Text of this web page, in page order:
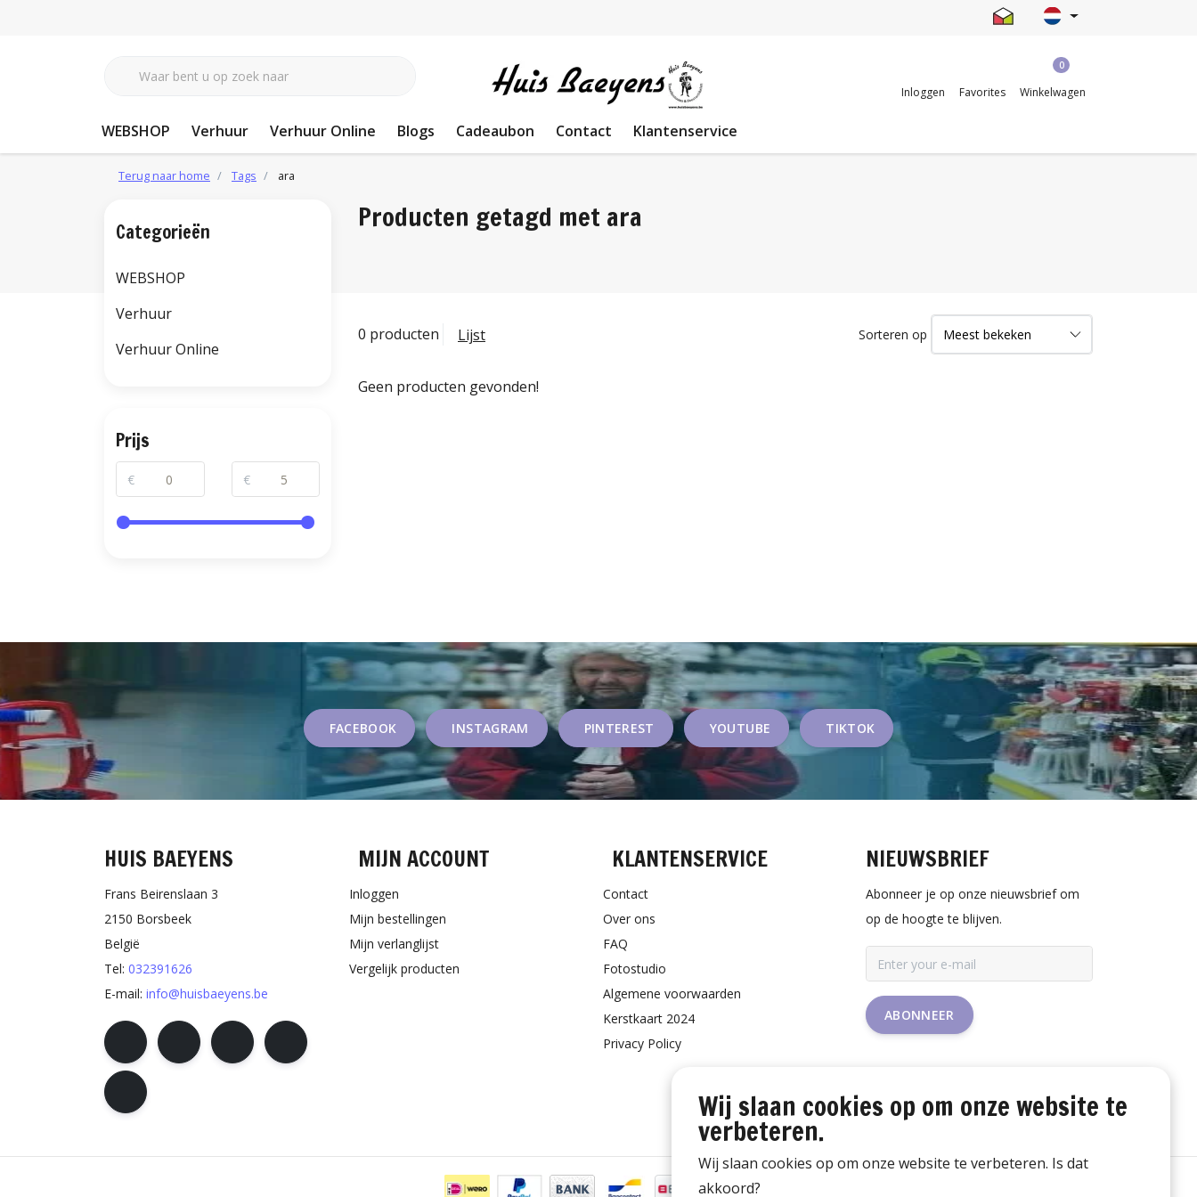
Inloggen Favorites
0
Winkelwagen
WEBSHOP Verhuur Verhuur Online Blogs Cadeaubon Contact Klantenservice
Terug naar home Tags ara
Producten getagd met ara
0 producten Lijst Sorteren op
Geen producten gevonden!
Categorieën
WEBSHOP
Verhuur
Verhuur Online
Prijs
€ €
FACEBOOK INSTAGRAM PINTEREST YOUTUBE TIKTOK
HUIS BAEYENS
Frans Beirenslaan 3
2150 Borsbeek
België
Tel: 032391626
E-mail: info@huisbaeyens.be
MIJN ACCOUNT
Inloggen
Mijn bestellingen
Mijn verlanglijst
Vergelijk producten
KLANTENSERVICE
Contact
Over ons
FAQ
Fotostudio
Algemene voorwaarden
Kerstkaart 2024
Privacy Policy
NIEUWSBRIEF
Abonneer je op onze nieuwsbrief om
op de hoogte te blijven.
ABONNEER
Wij slaan cookies op om onze website te
verbeteren.
Wij slaan cookies op om onze website te verbeteren. Is dat
akkoord?